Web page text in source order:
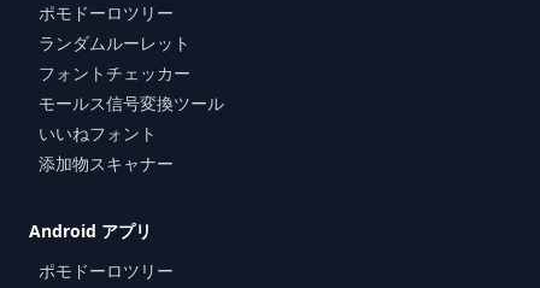
ポモドーロツリー
ランダムルーレット
フォントチェッカー
モールス信号変換ツール
いいねフォント
添加物スキャナー
Android アプリ
ポモドーロツリー